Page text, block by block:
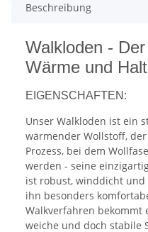
Beschreibung
Walkloden -
Wärme und
EIGENSCHAFTEN:
Unser Walkloden ist ein
wärmender Wollstoff,
Prozess, bei dem
werden - seine
ist robust, winddicht und
ihn besonders
Walkverfahren bekommt
weiche und doch stabile